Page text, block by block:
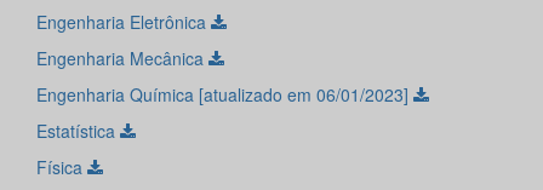
Engenharia Eletrônica
Engenharia Mecânica
Engenharia Química [atualizado em 06/01/2023]
Estatística
Física